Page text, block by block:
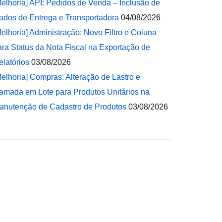
API: Pedidos de Venda – Inclusão de
de Entrega e Transportadora 04/08/2026
Administração: Novo Filtro e Coluna
Status da Nota Fiscal na Exportação de
03/08/2026
Compras: Alteração de Lastro e
em Lote para Produtos Unitários na
de Cadastro de Produtos 03/08/2026